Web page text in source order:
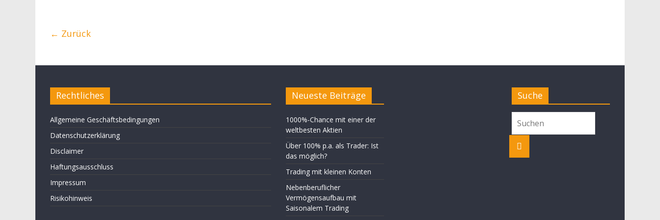
← Zurück
Rechtliches
Allgemeine Geschäftsbedingungen
Datenschutzerklärung
Disclaimer
Haftungsausschluss
Impressum
Risikohinweis
Neueste Beiträge
1000%-Chance mit einer der
weltbesten Aktien
Über 100% p.a. als Trader: Ist
das möglich?
Trading mit kleinen Konten
Nebenberuflicher
Vermögensaufbau mit
Saisonalem Trading
Suche